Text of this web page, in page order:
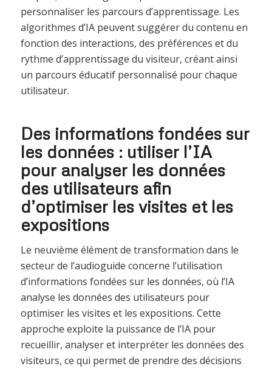
personnaliser les parcours d’apprentissage. Les
algorithmes d’IA peuvent suggérer du contenu en
fonction des interactions, des préférences et du
rythme d’apprentissage du visiteur, créant ainsi
un parcours éducatif personnalisé pour chaque
utilisateur.
Des informations fondées sur
les données : utiliser l’IA
pour analyser les données
des utilisateurs afin
d’optimiser les visites et les
expositions
Le neuvième élément de transformation dans le
secteur de l’audioguide concerne l’utilisation
d’informations fondées sur les données, où l’IA
analyse les données des utilisateurs pour
optimiser les visites et les expositions. Cette
approche exploite la puissance de l’IA pour
recueillir, analyser et interpréter les données des
visiteurs, ce qui permet de prendre des décisions